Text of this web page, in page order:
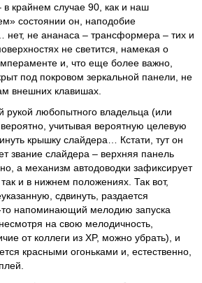
в крайнем случае 90, как и наш
состоянии он, наподобие
нет, не ананаса – трансформера – тих и
не светится, намекая о
и, что еще более важно,
под покровом зеркальной панели, не
внешних клавишах.
рукой любопытного владельца (или
учитывая вероятную целевую
крышку слайдера… Кстати, тут он
звание слайдера – верхняя панель
а механизм автодоводки зафиксирует
и в нижнем положениях. Так вот,
сдвинуть, раздается
напоминающий мелодию запуска
на свою мелодичность,
от коллеги из XP, можно убрать), и
красными огоньками и, естественно,